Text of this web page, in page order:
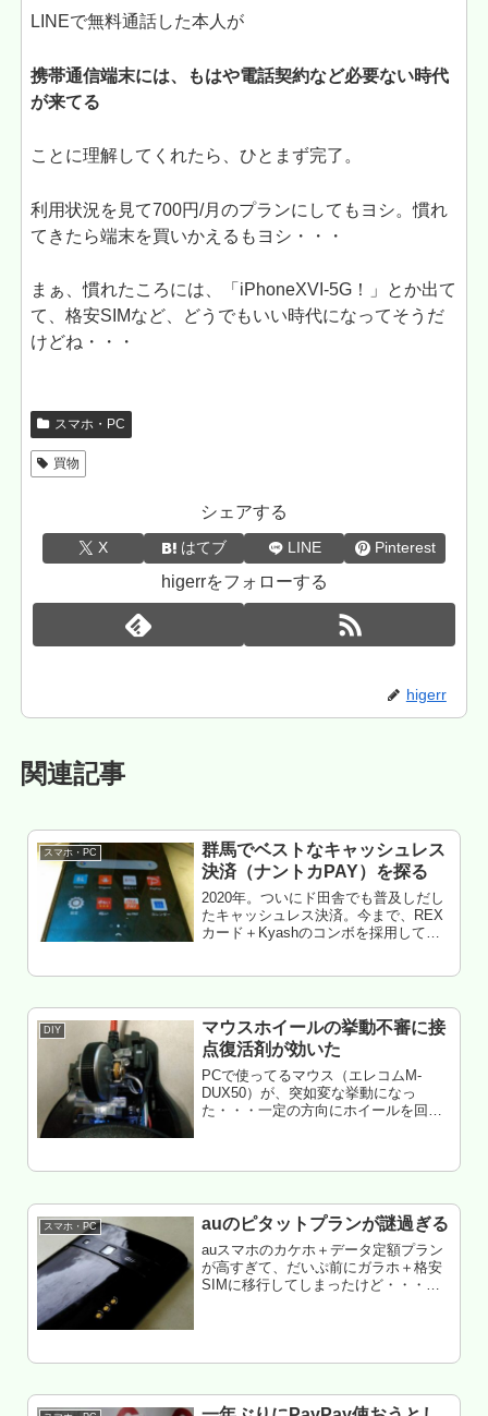
LINEで無料通話した本人が
携帯通信端末には、もはや電話契約など必要ない時代
が来てる
ことに理解してくれたら、ひとまず完了。
利用状況を見て700円/月のプランにしてもヨシ。慣れ
てきたら端末を買いかえるもヨシ・・・
まぁ、慣れたころには、「iPhoneXVI‐5G！」とか出て
て、格安SIMなど、どうでもいい時代になってそうだ
けどね・・・
スマホ・PC
買物
シェアする
X はてブ LINE Pinterest
higerrをフォローする
higerr
関連記事
スマホ・PC
群馬でベストなキャッシュレス
決済（ナントカPAY）を探る
2020年。ついにド田舎でも普及しだし
たキャッシュレス決済。今まで、REX
カード＋Kyashのコンボを採用してた
DIY
マウスホイールの挙動不審に接
点復活剤が効いた
PCで使ってるマウス（エレコムM-
DUX50）が、突如変な挙動になっ
た・・・一定の方向にホイールを回し
スマホ・PC auのピタットプランが謎過ぎる
auスマホのカケホ＋データ定額プラン
が高すぎて、だいぷ前にガラホ＋格安
SIMに移行してしまったけど・・・戻